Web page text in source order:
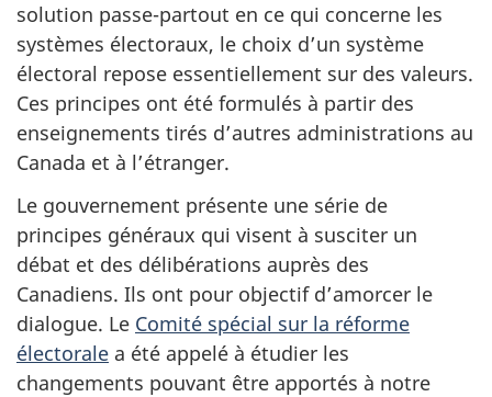
solution passe-partout en ce qui concerne les
systèmes électoraux, le choix d’un système
électoral repose essentiellement sur des valeurs.
Ces principes ont été formulés à partir des
enseignements tirés d’autres administrations au
Canada et à l’étranger.
Le gouvernement présente une série de
principes généraux qui visent à susciter un
débat et des délibérations auprès des
Canadiens. Ils ont pour objectif d’amorcer le
dialogue. Le Comité spécial sur la réforme
électorale a été appelé à étudier les
changements pouvant être apportés à notre